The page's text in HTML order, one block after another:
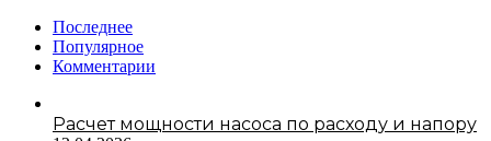
Последнее
Популярное
Комментарии
Расчет мощности насоса по расходу и напору